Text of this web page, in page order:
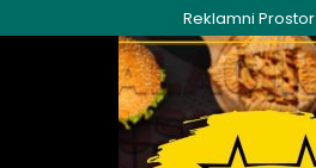
to
Reklamni Prostor